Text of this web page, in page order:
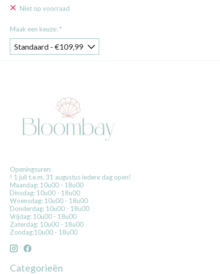
Niet op voorraad
Maak een keuze: *
Openingsuren:
! 1 juli t.e.m. 31 augustus iedere dag open!
Maandag: 10u00 - 18u00
Dinsdag: 10u00 - 18u00
Woensdag: 10u00 - 18u00
Donderdag: 10u00 - 18u00
Vrijdag: 10u00 - 18u00
Zaterdag: 10u00 - 18u00
Zondag:10u00 - 18u00
Categorieën